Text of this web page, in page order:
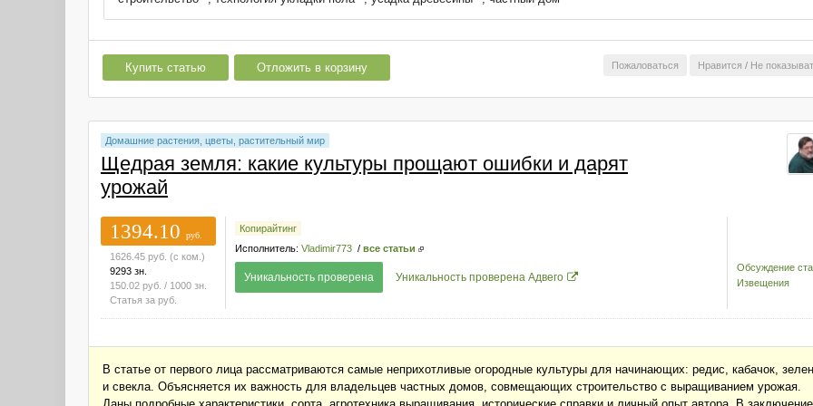
Нравится / Не
Пожаловаться
Купить статью Отложить в корзину
Домашние растения, цветы, растительный мир
Щедрая земля: какие культуры прощают ошибки и дарят
урожай
1394.10
руб.
1626.45 руб. (с ком.)
9293 зн.
150.02 руб. / 1000 зн.
Статья за руб.
Копирайтинг
Исполнитель: Vladimir773 / все статьи
Уникальность проверена Уникальность проверена Адвего
Обсуждение
Извещения
В статье от первого лица рассматриваются самые неприхотливые огородные культуры для начинающих: редис, кабачок,
и свекла. Объясняется их важность для владельцев частных домов, совмещающих строительство с выращиванием урожая.